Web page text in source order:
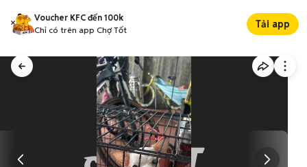
Voucher KFC đến 100k
Chỉ có trên app Chợ Tốt
Tải app